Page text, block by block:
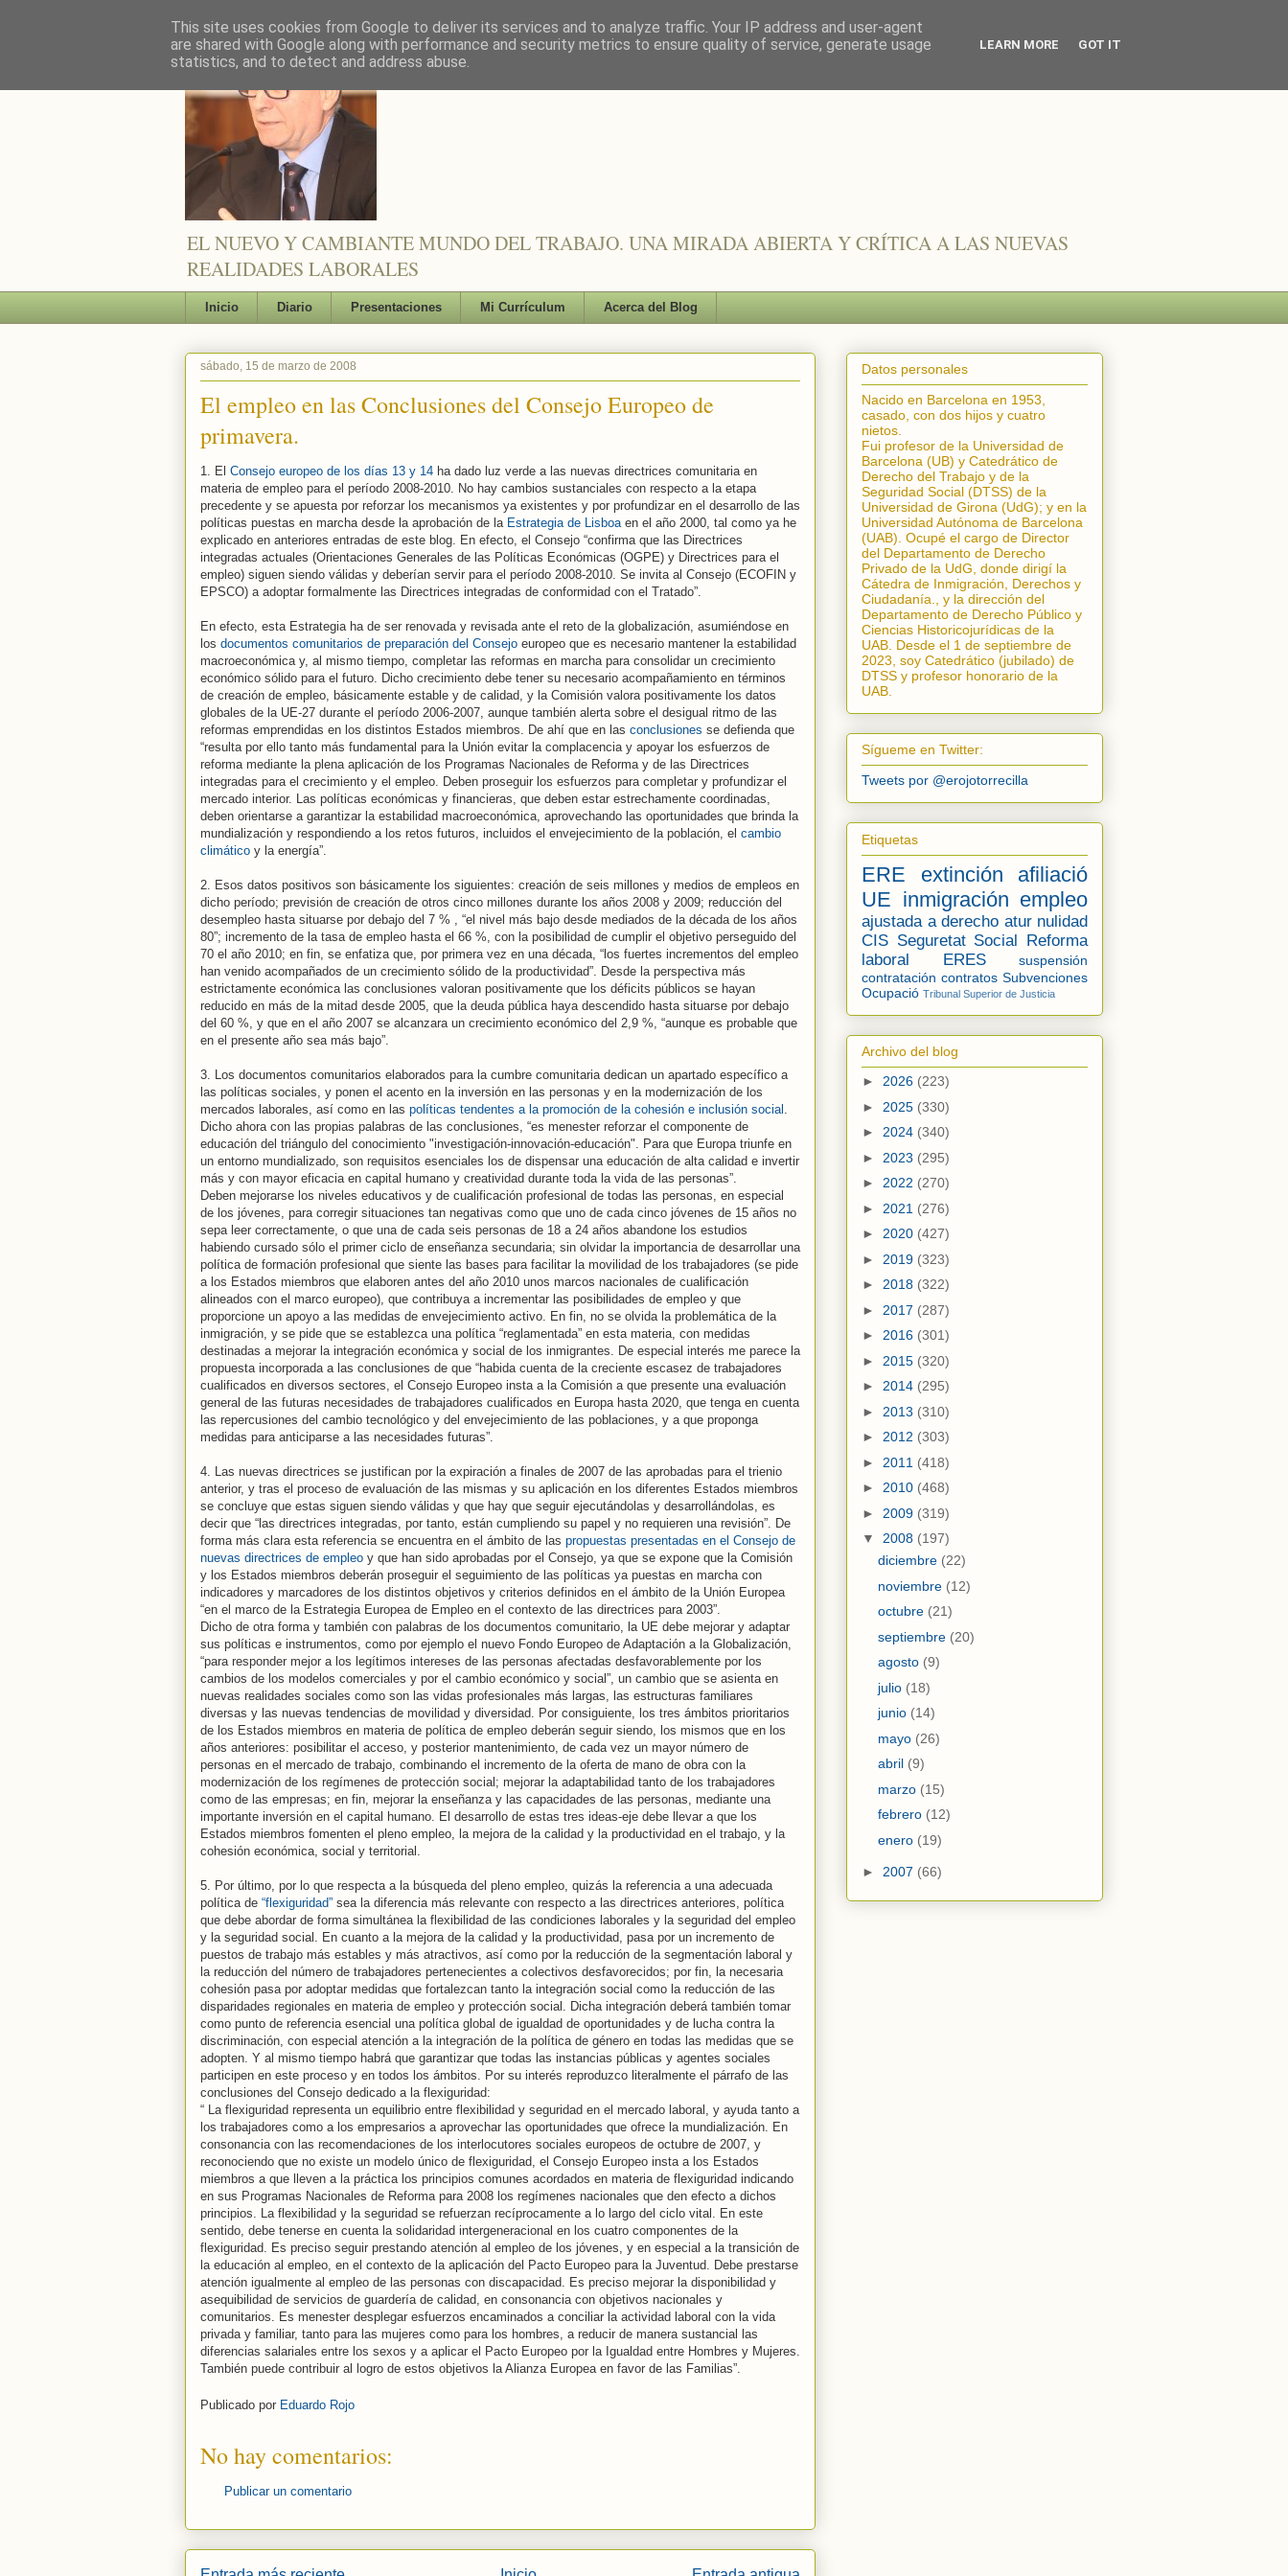
EL NUEVO Y CAMBIANTE MUNDO DEL TRABAJO. UNA MIRADA ABIERTA Y CRÍTICA A LAS NUEVAS
REALIDADES LABORALES
Inicio Diario Presentaciones Mi Currículum Acerca del Blog
sábado, 15 de marzo de 2008
El empleo en las Conclusiones del Consejo Europeo de
primavera.
1. El Consejo europeo de los días 13 y 14 ha dado luz verde a las nuevas directrices comunitaria en
materia de empleo para el período 2008-2010. No hay cambios sustanciales con respecto a la etapa
precedente y se apuesta por reforzar los mecanismos ya existentes y por profundizar en el desarrollo de las
políticas puestas en marcha desde la aprobación de la Estrategia de Lisboa en el año 2000, tal como ya he
explicado en anteriores entradas de este blog. En efecto, el Consejo “confirma que las Directrices
integradas actuales (Orientaciones Generales de las Políticas Económicas (OGPE) y Directrices para el
empleo) siguen siendo válidas y deberían servir para el período 2008-2010. Se invita al Consejo (ECOFIN y
EPSCO) a adoptar formalmente las Directrices integradas de conformidad con el Tratado”.
En efecto, esta Estrategia ha de ser renovada y revisada ante el reto de la globalización, asumiéndose en
los documentos comunitarios de preparación del Consejo europeo que es necesario mantener la estabilidad
macroeconómica y, al mismo tiempo, completar las reformas en marcha para consolidar un crecimiento
económico sólido para el futuro. Dicho crecimiento debe tener su necesario acompañamiento en términos
de creación de empleo, básicamente estable y de calidad, y la Comisión valora positivamente los datos
globales de la UE-27 durante el período 2006-2007, aunque también alerta sobre el desigual ritmo de las
reformas emprendidas en los distintos Estados miembros. De ahí que en las conclusiones se defienda que
“resulta por ello tanto más fundamental para la Unión evitar la complacencia y apoyar los esfuerzos de
reforma mediante la plena aplicación de los Programas Nacionales de Reforma y de las Directrices
integradas para el crecimiento y el empleo. Deben proseguir los esfuerzos para completar y profundizar el
mercado interior. Las políticas económicas y financieras, que deben estar estrechamente coordinadas,
deben orientarse a garantizar la estabilidad macroeconómica, aprovechando las oportunidades que brinda la
mundialización y respondiendo a los retos futuros, incluidos el envejecimiento de la población, el cambio
climático y la energía”.
2. Esos datos positivos son básicamente los siguientes: creación de seis millones y medios de empleos en
dicho período; previsión de creación de otros cinco millones durante los años 2008 y 2009; reducción del
desempleo hasta situarse por debajo del 7 % , “el nivel más bajo desde mediados de la década de los años
80”; incremento de la tasa de empleo hasta el 66 %, con la posibilidad de cumplir el objetivo perseguido del
70 el año 2010; en fin, se enfatiza que, por primera vez en una década, “los fuertes incrementos del empleo
han venido acompañados de un crecimiento sólido de la productividad”. Desde la perspectiva más
estrictamente económica las conclusiones valoran positivamente que los déficits públicos se hayan
reducido en más de la mitad desde 2005, que la deuda pública haya descendido hasta situarse por debajo
del 60 %, y que en el año 2007 se alcanzara un crecimiento económico del 2,9 %, “aunque es probable que
en el presente año sea más bajo”.
3. Los documentos comunitarios elaborados para la cumbre comunitaria dedican un apartado específico a
las políticas sociales, y ponen el acento en la inversión en las personas y en la modernización de los
mercados laborales, así como en las políticas tendentes a la promoción de la cohesión e inclusión social
Dicho ahora con las propias palabras de las conclusiones, “es menester reforzar el componente de
educación del triángulo del conocimiento "investigación-innovación-educación". Para que Europa triunfe en
un entorno mundializado, son requisitos esenciales los de dispensar una educación de alta calidad e invertir
más y con mayor eficacia en capital humano y creatividad durante toda la vida de las personas”.
Deben mejorarse los niveles educativos y de cualificación profesional de todas las personas, en especial
de los jóvenes, para corregir situaciones tan negativas como que uno de cada cinco jóvenes de 15 años no
sepa leer correctamente, o que una de cada seis personas de 18 a 24 años abandone los estudios
habiendo cursado sólo el primer ciclo de enseñanza secundaria; sin olvidar la importancia de desarrollar una
política de formación profesional que siente las bases para facilitar la movilidad de los trabajadores (se pide
a los Estados miembros que elaboren antes del año 2010 unos marcos nacionales de cualificación
alineados con el marco europeo), que contribuya a incrementar las posibilidades de empleo y que
proporcione un apoyo a las medidas de envejecimiento activo. En fin, no se olvida la problemática de la
inmigración, y se pide que se establezca una política “reglamentada” en esta materia, con medidas
destinadas a mejorar la integración económica y social de los inmigrantes. De especial interés me parece la
propuesta incorporada a las conclusiones de que “habida cuenta de la creciente escasez de trabajadores
cualificados en diversos sectores, el Consejo Europeo insta a la Comisión a que presente una evaluación
general de las futuras necesidades de trabajadores cualificados en Europa hasta 2020, que tenga en cuenta
las repercusiones del cambio tecnológico y del envejecimiento de las poblaciones, y a que proponga
medidas para anticiparse a las necesidades futuras”.
4. Las nuevas directrices se justifican por la expiración a finales de 2007 de las aprobadas para el trienio
anterior, y tras el proceso de evaluación de las mismas y su aplicación en los diferentes Estados miembros
se concluye que estas siguen siendo válidas y que hay que seguir ejecutándolas y desarrollándolas, es
decir que “las directrices integradas, por tanto, están cumpliendo su papel y no requieren una revisión”. De
forma más clara esta referencia se encuentra en el ámbito de las propuestas presentadas en el Consejo de
nuevas directrices de empleo y que han sido aprobadas por el Consejo, ya que se expone que la Comisión
y los Estados miembros deberán proseguir el seguimiento de las políticas ya puestas en marcha con
indicadores y marcadores de los distintos objetivos y criterios definidos en el ámbito de la Unión Europea
“en el marco de la Estrategia Europea de Empleo en el contexto de las directrices para 2003”.
Dicho de otra forma y también con palabras de los documentos comunitario, la UE debe mejorar y adaptar
sus políticas e instrumentos, como por ejemplo el nuevo Fondo Europeo de Adaptación a la Globalización,
“para responder mejor a los legítimos intereses de las personas afectadas desfavorablemente por los
cambios de los modelos comerciales y por el cambio económico y social”, un cambio que se asienta en
nuevas realidades sociales como son las vidas profesionales más largas, las estructuras familiares
diversas y las nuevas tendencias de movilidad y diversidad. Por consiguiente, los tres ámbitos prioritarios
de los Estados miembros en materia de política de empleo deberán seguir siendo, los mismos que en los
años anteriores: posibilitar el acceso, y posterior mantenimiento, de cada vez un mayor número de
personas en el mercado de trabajo, combinando el incremento de la oferta de mano de obra con la
modernización de los regímenes de protección social; mejorar la adaptabilidad tanto de los trabajadores
como de las empresas; en fin, mejorar la enseñanza y las capacidades de las personas, mediante una
importante inversión en el capital humano. El desarrollo de estas tres ideas-eje debe llevar a que los
Estados miembros fomenten el pleno empleo, la mejora de la calidad y la productividad en el trabajo, y la
cohesión económica, social y territorial.
5. Por último, por lo que respecta a la búsqueda del pleno empleo, quizás la referencia a una adecuada
política de “flexiguridad” sea la diferencia más relevante con respecto a las directrices anteriores, política
que debe abordar de forma simultánea la flexibilidad de las condiciones laborales y la seguridad del empleo
y la seguridad social. En cuanto a la mejora de la calidad y la productividad, pasa por un incremento de
puestos de trabajo más estables y más atractivos, así como por la reducción de la segmentación laboral y
la reducción del número de trabajadores pertenecientes a colectivos desfavorecidos; por fin, la necesaria
cohesión pasa por adoptar medidas que fortalezcan tanto la integración social como la reducción de las
disparidades regionales en materia de empleo y protección social. Dicha integración deberá también tomar
como punto de referencia esencial una política global de igualdad de oportunidades y de lucha contra la
discriminación, con especial atención a la integración de la política de género en todas las medidas que se
adopten. Y al mismo tiempo habrá que garantizar que todas las instancias públicas y agentes sociales
participen en este proceso y en todos los ámbitos. Por su interés reproduzco literalmente el párrafo de las
conclusiones del Consejo dedicado a la flexiguridad:
“ La flexiguridad representa un equilibrio entre flexibilidad y seguridad en el mercado laboral, y ayuda tanto a
los trabajadores como a los empresarios a aprovechar las oportunidades que ofrece la mundialización. En
consonancia con las recomendaciones de los interlocutores sociales europeos de octubre de 2007, y
reconociendo que no existe un modelo único de flexiguridad, el Consejo Europeo insta a los Estados
miembros a que lleven a la práctica los principios comunes acordados en materia de flexiguridad indicando
en sus Programas Nacionales de Reforma para 2008 los regímenes nacionales que den efecto a dichos
principios. La flexibilidad y la seguridad se refuerzan recíprocamente a lo largo del ciclo vital. En este
sentido, debe tenerse en cuenta la solidaridad intergeneracional en los cuatro componentes de la
flexiguridad. Es preciso seguir prestando atención al empleo de los jóvenes, y en especial a la transición de
la educación al empleo, en el contexto de la aplicación del Pacto Europeo para la Juventud. Debe prestarse
atención igualmente al empleo de las personas con discapacidad. Es preciso mejorar la disponibilidad y
asequibilidad de servicios de guardería de calidad, en consonancia con objetivos nacionales y
comunitarios. Es menester desplegar esfuerzos encaminados a conciliar la actividad laboral con la vida
privada y familiar, tanto para las mujeres como para los hombres, a reducir de manera sustancial las
diferencias salariales entre los sexos y a aplicar el Pacto Europeo por la Igualdad entre Hombres y Mujeres.
También puede contribuir al logro de estos objetivos la Alianza Europea en favor de las Familias”.
Publicado por Eduardo Rojo
No hay comentarios:
Publicar un comentario
Datos personales
Nacido en Barcelona en 1953,
casado, con dos hijos y cuatro
nietos.
Fui profesor de la Universidad de
Barcelona (UB) y Catedrático de
Derecho del Trabajo y de la
Seguridad Social (DTSS) de la
Universidad de Girona (UdG); y en la
Universidad Autónoma de Barcelona
(UAB). Ocupé el cargo de Director
del Departamento de Derecho
Privado de la UdG, donde dirigí la
Cátedra de Inmigración, Derechos y
Ciudadanía.
, y la dirección del
Departamento de Derecho Público y
Ciencias Historicojurídicas de la
UAB. Desde el 1 de septiembre de
2023, soy Catedrático (jubilado) de
DTSS y profesor honorario de la
UAB.
Sígueme en Twitter:
Tweets por @erojotorrecilla
Etiquetas
ERE extinción
afiliació
UE inmigración empleo
ajustada a derecho atur nulidad
CIS Seguretat Social Reforma
laboral
ERES
suspensión
contratación contratos Subvenciones
Ocupació Tribunal Superior de Justicia
Archivo del blog
► 2026 (223)
► 2025 (330)
► 2024 (340)
► 2023 (295)
► 2022 (270)
► 2021 (276)
► 2020 (427)
► 2019 (323)
► 2018 (322)
► 2017 (287)
► 2016 (301)
► 2015 (320)
► 2014 (295)
► 2013 (310)
► 2012 (303)
► 2011 (418)
► 2010 (468)
► 2009 (319)
▼ 2008 (197)
diciembre (22)
noviembre (12)
octubre (21)
septiembre (20)
agosto (9)
julio (18)
junio (14)
mayo (26)
abril (9)
marzo (15)
febrero (12)
enero (19)
► 2007 (66)
This site uses cookies from Google to deliver its services and to analyze traffic. Your IP address and user-agent
are shared with Google along with performance and security metrics to ensure quality of service, generate usage
statistics, and to detect and address abuse.
LEARN MORE GOT IT